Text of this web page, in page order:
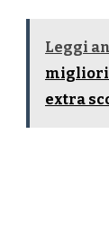
Leggi
migliori
extra